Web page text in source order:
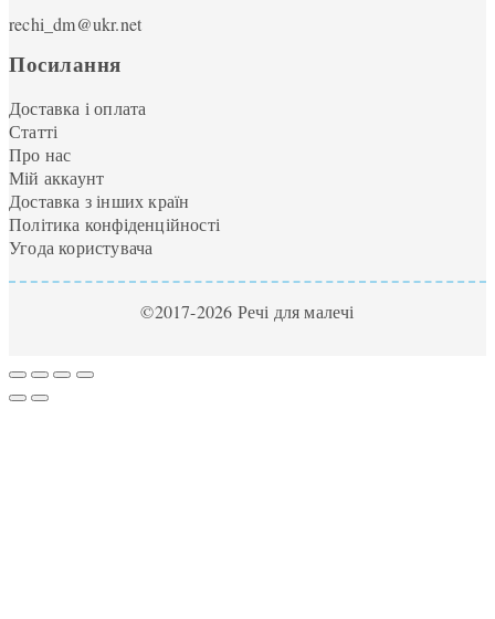
rechi_dm@ukr.net
Посилання
Доставка і оплата
Статті
Про нас
Мій аккаунт
Доставка з інших країн
Політика конфіденційності
Угода користувача
©2017-2026 Речі для малечі